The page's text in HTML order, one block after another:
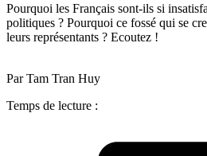
Pourquoi les Français sont-ils si
politiques ? Pourquoi ce fossé qui se
leurs représentants ? Ecoutez !
Par Tam Tran Huy
Temps de lecture :